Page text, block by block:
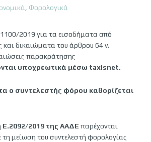
Φορολογικά
2019 για τα εισοδήματα από
και δικαιώματα του άρθρου 64 ν.
παρακράτησης
υποχρεωτικά μέσω taxisnet.
ο συντελεστής φόρου καθορίζεται
2019 της ΑΑΔΕ παρέχονται
τη μείωση του συντελεστή φορολογίας